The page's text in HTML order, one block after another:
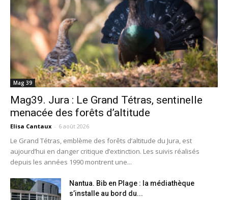
Mag 39
Mag39. Jura : Le Grand Tétras, sentinelle
menacée des forêts d’altitude
Elisa Cantaux - 6 août 2026
Le Grand Tétras, emblème des forêts d’altitude du Jura, est
aujourd’hui en danger critique d’extinction. Les suivis réalisés
depuis les années 1990 montrent une...
Nantua. Bib en Plage : la médiathèque
s’installe au bord du...